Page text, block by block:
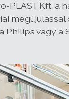
PLAST Kft.
vagy a